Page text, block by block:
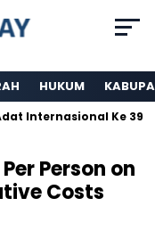
HUKUM
Ke 39
Person on
Costs